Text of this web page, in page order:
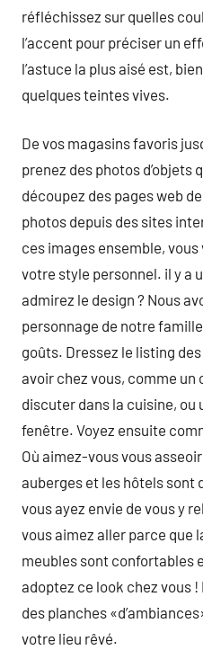
réfléchissez sur quelles
l’accent pour préciser un
l’astuce la plus aisé est,
quelques teintes vives.
De vos magasins favoris
prenez des photos d’objets
découpez des pages web
photos depuis des sites
ces images ensemble,
votre style personnel. il y a
admirez le design ? Nous
personnage de notre
goûts. Dressez le listing
avoir chez vous, comme un
discuter dans la cuisine, ou
fenêtre. Voyez ensuite
Où aimez-vous vous
auberges et les hôtels sont
vous ayez envie de vous y
vous aimez aller parce que
meubles sont confortables
adoptez ce look chez vous
des planches
votre lieu rêvé.